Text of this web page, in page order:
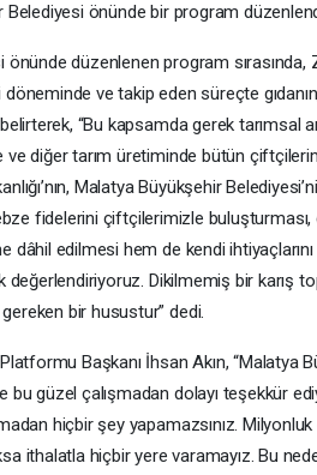
Belediyesi önünde bir program
önünde düzenlenen program
döneminde ve takip eden süreçte
“Bu kapsamda gerek tarımsal
ve diğer tarım üretiminde bütün
Malatya Büyükşehir
fidelerini çiftçilerimizle
dâhil edilmesi hem de kendi
Dikilmemiş bir karış
bir husustur” dedi.
Başkanı İhsan Akın, “Malatya
bu güzel çalışmadan dolayı teşekkür
hiçbir şey yapamazsınız.
ithalatla hiçbir yere varamayız. Bu